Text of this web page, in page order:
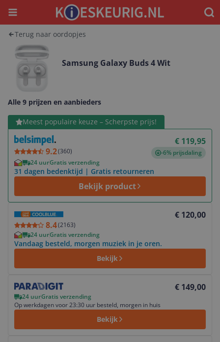
Menu
Terug naar oordopjes
Samsung Galaxy Buds 4 Wit
Alle 9 prijzen en aanbieders
Meest populaire keuze – Scherpste prijs!
9.2(360)
€ 119,95
-6% prijsdaling
24 uurGratis verzending
31 dagen bedenktijd | Gratis retourneren
Bekijk product
Bekijk product
8.4(2163)
€ 120,00
24 uurGratis verzending
Vandaag besteld, morgen muziek in je oren.
Bekijk
€ 149,00
24 uurGratis verzending
Op werkdagen voor 23:30 uur besteld, morgen in huis
Bekijk
Bekijk product